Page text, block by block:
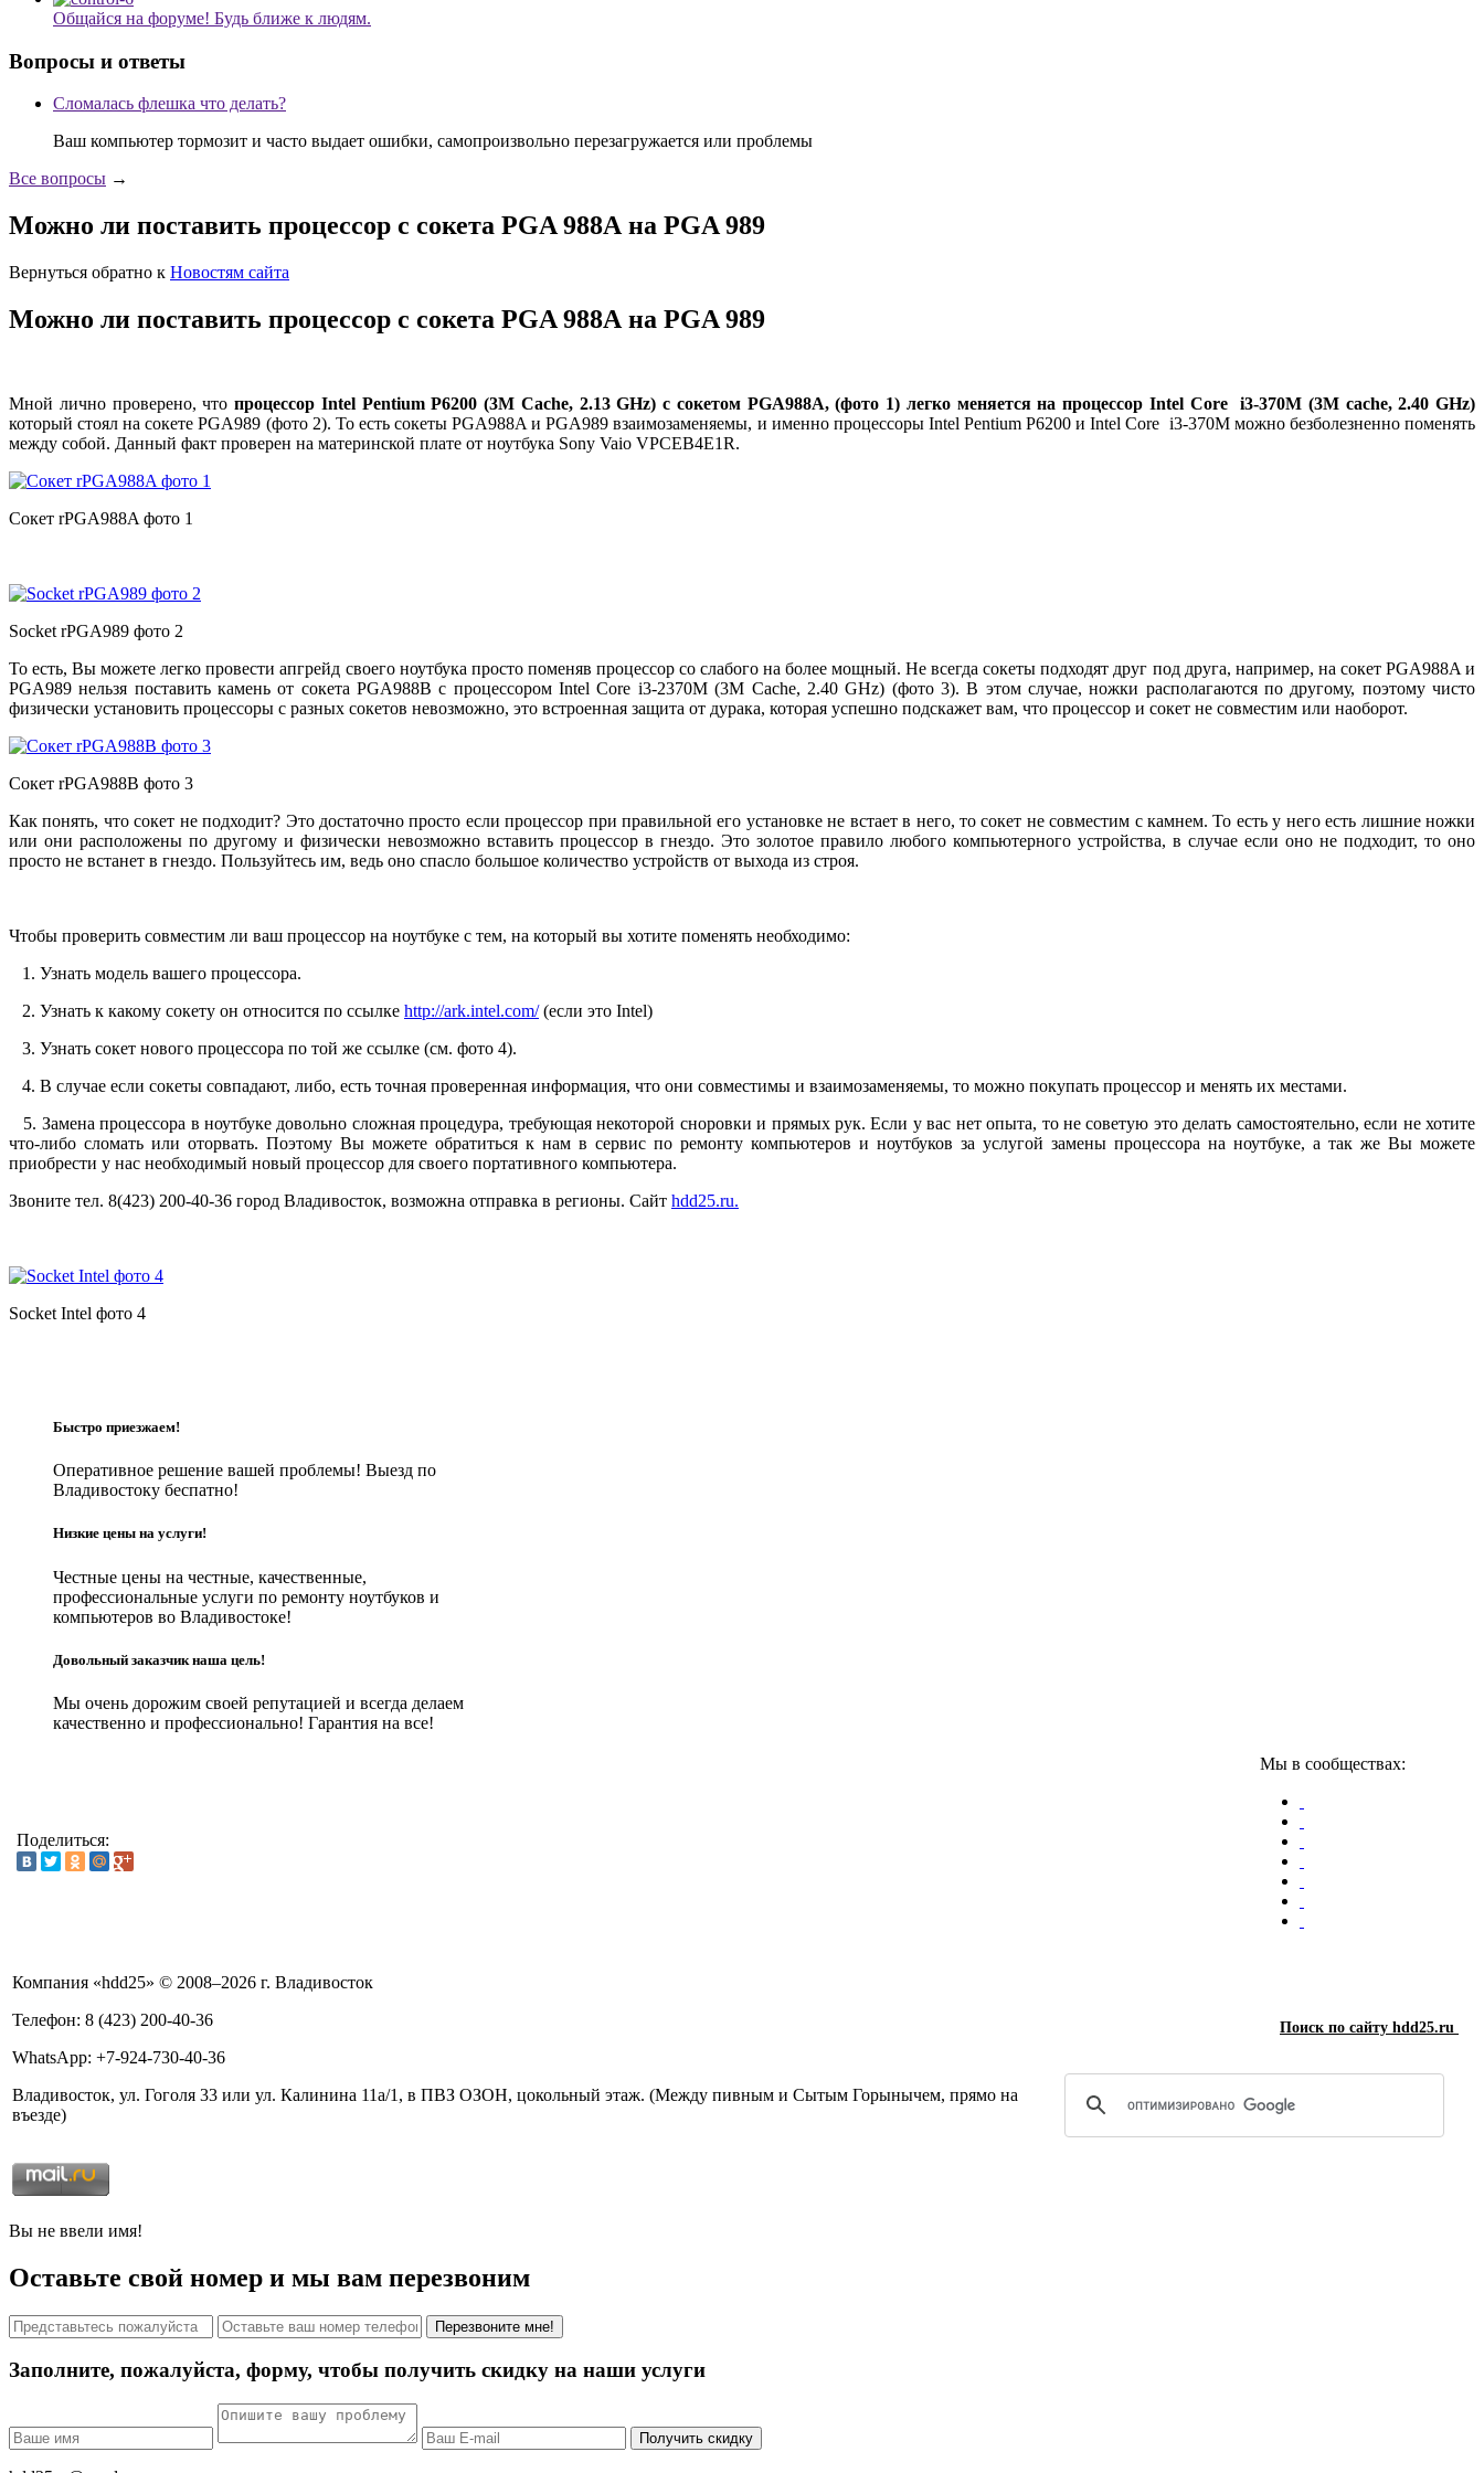
Общайся на форуме! Будь ближе к людям.
Вопросы и ответы
Сломалась флешка что делать?
Ваш компьютер тормозит и часто выдает ошибки, самопроизвольно перезагружается или проблемы
Все вопросы →
Можно ли поставить процессор с сокета PGA 988А на PGA 989
Вернуться обратно к Новостям сайта
Можно ли поставить процессор с сокета PGA 988А на PGA 989
Мной лично проверено, что процессор Intel Pentium P6200 (3M Cache, 2.13 GHz) с сокетом PGA988A, (фото 1) легко меняется на процессор Intel Core i3-370M (3M cache, 2.40 GHz)
который стоял на сокете PGA989 (фото 2). То есть сокеты PGA988A и PGA989 взаимозаменяемы, и именно процессоры Intel Pentium P6200 и Intel Core i3-370M можно безболезненно поменять
между собой. Данный факт проверен на материнской плате от ноутбука Sony Vaio VPCEB4E1R.
Сокет rPGA988A фото 1
Socket rPGA989 фото 2
То есть, Вы можете легко провести апгрейд своего ноутбука просто поменяв процессор со слабого на более мощный. Не всегда сокеты подходят друг под друга, например, на сокет PGA988A и
PGA989 нельзя поставить камень от сокета PGA988B с процессором Intel Core i3-2370M (3M Cache, 2.40 GHz) (фото 3). В этом случае, ножки располагаются по другому, поэтому чисто
физически установить процессоры с разных сокетов невозможно, это встроенная защита от дурака, которая успешно подскажет вам, что процессор и сокет не совместим или наоборот.
Сокет rPGA988B фото 3
Как понять, что сокет не подходит? Это достаточно просто если процессор при правильной его установке не встает в него, то сокет не совместим с камнем. То есть у него есть лишние ножки
или они расположены по другому и физически невозможно вставить процессор в гнездо. Это золотое правило любого компьютерного устройства, в случае если оно не подходит, то оно
просто не встанет в гнездо. Пользуйтесь им, ведь оно спасло большое количество устройств от выхода из строя.
Чтобы проверить совместим ли ваш процессор на ноутбуке с тем, на который вы хотите поменять необходимо:
1. Узнать модель вашего процессора.
2. Узнать к какому сокету он относится по ссылке http://ark.intel.com/(если это Intel)
3. Узнать сокет нового процессора по той же ссылке (см. фото 4).
4. В случае если сокеты совпадают, либо, есть точная проверенная информация, что они совместимы и взаимозаменяемы, то можно покупать процессор и менять их местами.
5. Замена процессора в ноутбуке довольно сложная процедура, требующая некоторой сноровки и прямых рук. Если у вас нет опыта, то не советую это делать самостоятельно, если не хотите
что-либо сломать или оторвать. Поэтому Вы можете обратиться к нам в сервис по ремонту компьютеров и ноутбуков за услугой замены процессора на ноутбуке, а так же Вы можете
приобрести у нас необходимый новый процессор для своего портативного компьютера.
Звоните тел. 8(423) 200-40-36 город Владивосток, возможна отправка в регионы. Сайт hdd25.ru.
Socket Intel фото 4
Быстро приезжаем!
Оперативное решение вашей проблемы! Выезд по
Владивостоку беспатно!
Низкие цены на услуги!
Честные цены на честные, качественные,
профессиональные услуги по ремонту ноутбуков и
компьютеров во Владивостоке!
Довольный заказчик наша цель!
Мы очень дорожим своей репутацией и всегда делаем
качественно и профессионально! Гарантия на все!
Поделиться:
Мы в сообществах:
Компания «hdd25» © 2008–2026 г. Владивосток
Телефон: 8 (423) 200-40-36
WhatsApp: +7-924-730-40-36
Владивосток, ул. Гоголя 33 или ул. Калинина 11а/1, в ПВЗ ОЗОН, цокольный этаж. (Между пивным и Сытым Горынычем, прямо на
въезде)
Поиск по сайту hdd25.ru
Вы не ввели имя!
Оставьте свой номер и мы вам перезвоним
Перезвоните мне!
Заполните, пожалуйста, форму, чтобы получить скидку на наши услуги
Получить скидку